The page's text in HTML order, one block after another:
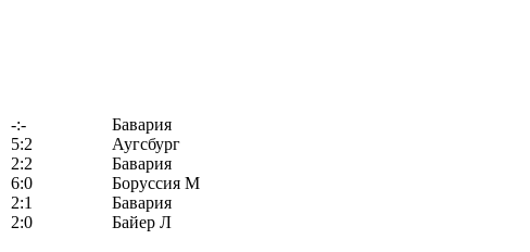
-:-
Бавария
5:2
Аугсбург
2:2
Бавария
6:0
Боруссия М
2:1
Бавария
2:0
Байер Л